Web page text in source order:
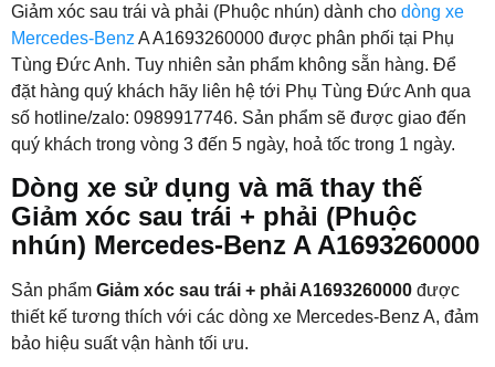
Giảm xóc sau trái và phải (Phuộc nhún) dành cho dòng xe
Mercedes-Benz A A1693260000 được phân phối tại Phụ
Tùng Đức Anh. Tuy nhiên sản phẩm không sẵn hàng. Để
đặt hàng quý khách hãy liên hệ tới Phụ Tùng Đức Anh qua
số hotline/zalo: 0989917746. Sản phẩm sẽ được giao đến
quý khách trong vòng 3 đến 5 ngày, hoả tốc trong 1 ngày.
Dòng xe sử dụng và mã thay thế
Giảm xóc sau trái + phải (Phuộc
nhún) Mercedes-Benz A A1693260000
Sản phẩm Giảm xóc sau trái + phải A1693260000 được
thiết kế tương thích với các dòng xe Mercedes-Benz A, đảm
bảo hiệu suất vận hành tối ưu.